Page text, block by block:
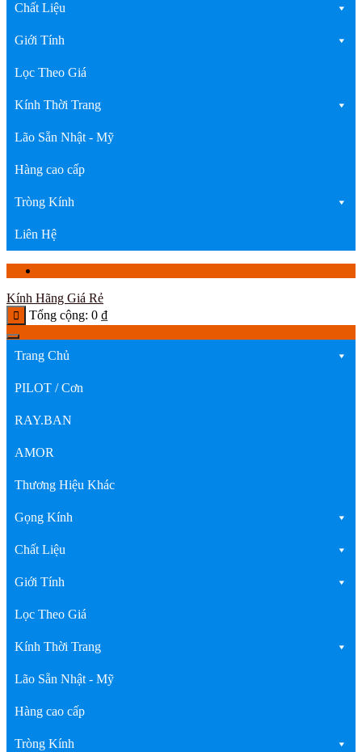
Chất Liệu
Giới Tính
Lọc Theo Giá
Kính Thời Trang
Lão Sẵn Nhật - Mỹ
Hàng cao cấp
Tròng Kính
Liên Hệ
Kính Hãng Giá Rẻ
Tổng cộng: 0 ₫
Trang Chủ
PILOT / Cơn
RAY.BAN
AMOR
Thương Hiệu Khác
Gọng Kính
Chất Liệu
Giới Tính
Lọc Theo Giá
Kính Thời Trang
Lão Sẵn Nhật - Mỹ
Hàng cao cấp
Tròng Kính